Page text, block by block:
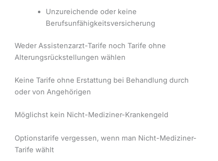
Unzureichende oder keine
Berufsunfähigkeitsversicherung
Weder Assistenzarzt-Tarife noch Tarife ohne
Alterungsrückstellungen wählen
Keine Tarife ohne Erstattung bei Behandlung durch
oder von Angehörigen
Möglichst kein Nicht-Mediziner-Krankengeld
Optionstarife vergessen, wenn man Nicht-Mediziner-
Tarife wählt